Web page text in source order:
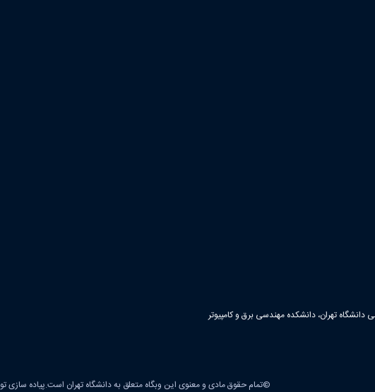
دانشگاه تهران، دانشکده مهندسی برق و کامپیوتر
©تمام حقوق مادی و معنوی این وبگاه متعلق به دانشگاه تهران است.پیاده سازی